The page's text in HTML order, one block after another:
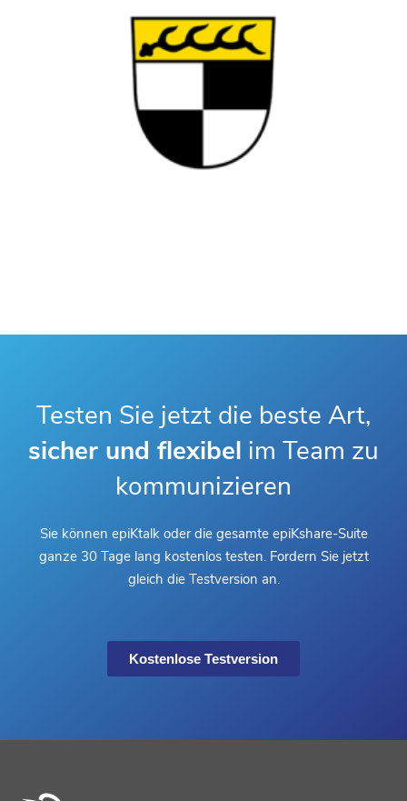
Testen Sie jetzt die beste Art,
sicher und flexibel im Team zu
kommunizieren
Sie können epiKtalk oder die gesamte epiKshare-Suite
ganze 30 Tage lang kostenlos testen. Fordern Sie jetzt
gleich die Testversion an.
Kostenlose Testversion